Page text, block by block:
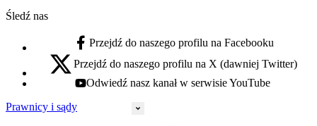
Śledź nas
facebook - otwiera się w nowej karcie
Przejdź do naszego profilu na Facebooku
x - otwiera się w nowej karcie
Przejdź do naszego profilu na X (dawniej Twitter)
youtube - otwiera się w nowej karcie
Odwiedź nasz kanał w serwisie YouTube
Prawnicy i sądy